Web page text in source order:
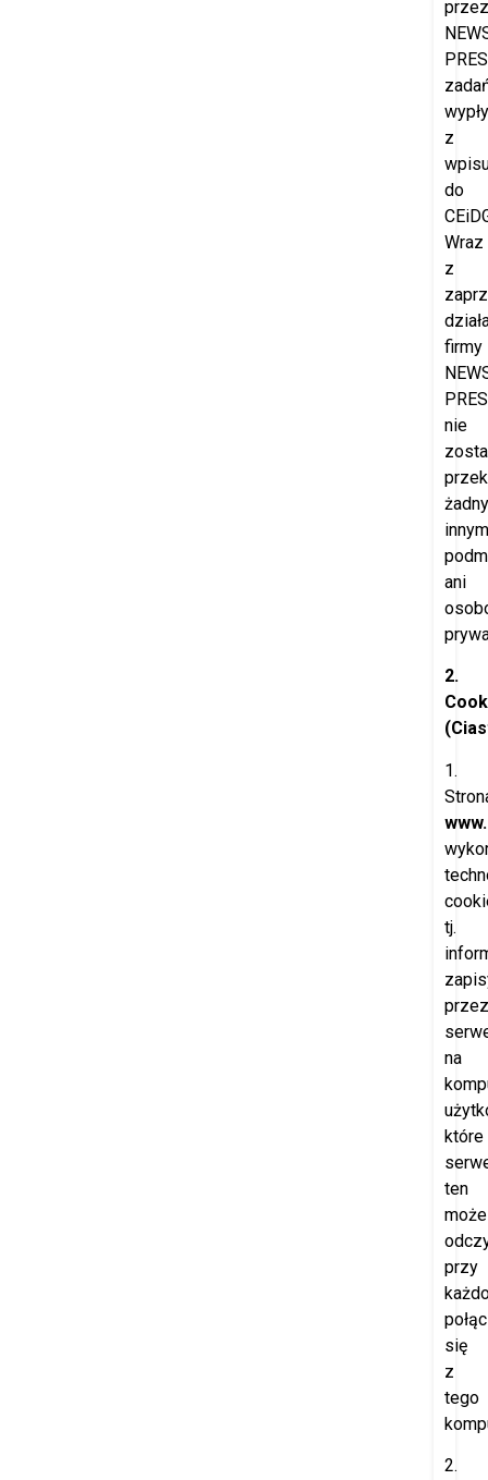
przez
z
do
Wraz
z
firmy
nie
innym
ani
2.
1.
tj.
przez
na
które
ten
może
przy
się
z
tego
2.